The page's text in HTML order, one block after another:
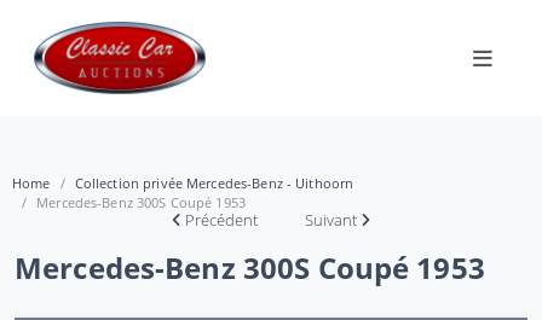
Home
Collection privée Mercedes-Benz - Uithoorn
Mercedes-Benz 300S Coupé 1953
Précédent Suivant
Mercedes-Benz 300S Coupé 1953